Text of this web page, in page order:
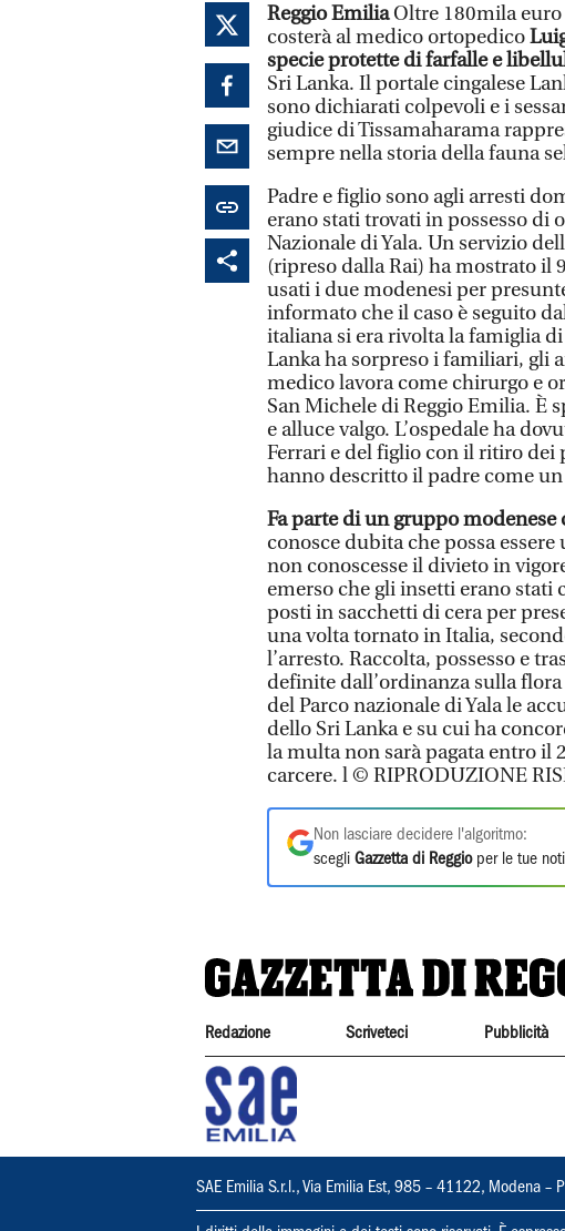
Reggio EmiliaOltre 180mila euro
costerà al medico ortopedico
specie protette di farfalle e
Sri Lanka. Il portale cingalese
sono dichiarati colpevoli e i
giudice di Tissamaharama
sempre nella storia della fauna
Padre e figlio sono agli arresti
erano stati trovati in possesso di
Nazionale di Yala. Un servizio
(ripreso dalla Rai) ha mostrato il
usati i due modenesi per
informato che il caso è seguito
italiana si era rivolta la famiglia
Lanka ha sorpreso i familiari, gli
medico lavora come chirurgo e
San Michele di Reggio Emilia. È
e alluce valgo. L’ospedale ha
Ferrari e del figlio con il ritiro
hanno descritto il padre come
Fa parte di un gruppo
conosce dubita che possa
non conoscesse il divieto in
emerso che gli insetti erano
posti in sacchetti di cera per
una volta tornato in Italia,
l’arresto. Raccolta, possesso e
definite dall’ordinanza sulla
del Parco nazionale di Yala le
dello Sri Lanka e su cui ha
la multa non sarà pagata entro il
carcere. l © RIPRODUZIONE
Non lasciare decidere l'algoritmo:
scegli Gazzetta di Reggioper le tue
Redazione Scriveteci Pubblicità
SAE Emilia S.r.l., Via Emilia Est, 985 – 41122, Modena